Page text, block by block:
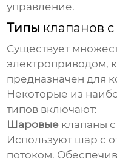
управление.
Типы клапанов
Существует
электроприводом,
предназначен для
Некоторые из
типов включают:
Шаровые клапаны
Используют шар с
потоком.